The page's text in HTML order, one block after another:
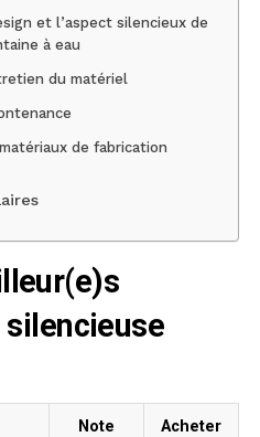
et l’aspect silencieux de
à eau
du matériel
de fabrication
Note Acheter